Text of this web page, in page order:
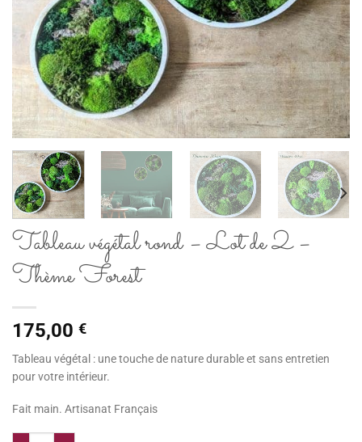
Tableau végétal rond – Lot de 2 –
Thème Forest
175,00 €
Tableau végétal : une touche de nature durable et sans entretien
pour votre intérieur.
Fait main. Artisanat Français